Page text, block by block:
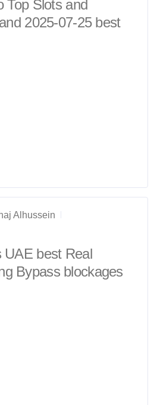
Top Slots and
2025-07-25 best
Alhussein
UAE best Real
Bypass blockages